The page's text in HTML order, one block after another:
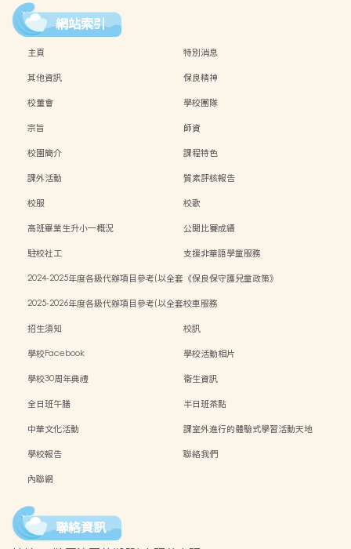
網站索引
主頁
特別消息
其他資訊
保良精神
校董會
學校團隊
宗旨
師資
校園簡介
課程特色
課外活動
質素評核報告
校服
校歌
高班畢業生升小一概況
公開比賽成績
駐校社工
支援非華語學童服務
2024-2025年度各級代辦項目參考(以全套 《保良保守護兒童政策》
2025-2026年度各級代辦項目參考(以全套校車服務
招生須知
校訊
學校Facebook
學校活動相片
學校30周年典禮
衞生資訊
全日班午膳
半日班茶點
中華文化活動
課室外進行的體驗式學習活動天地
學校報告
聯絡我們
內聯網
聯絡資訊